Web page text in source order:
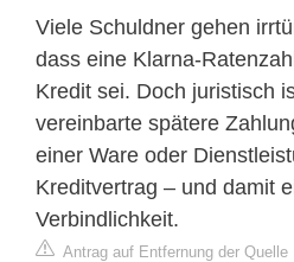
Viele Schuldner gehen
dass eine Klarna-
Kredit sei. Doch juristisch
vereinbarte spätere
einer Ware oder
Kreditvertrag – und damit
Verbindlichkeit.
Antrag auf Entfernung der Quelle